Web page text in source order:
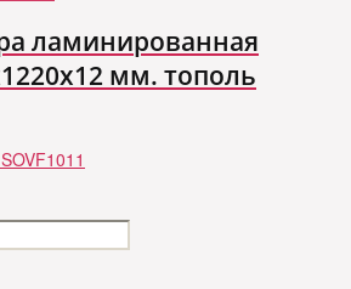
ламинированная
мм. тополь
SOVF1011